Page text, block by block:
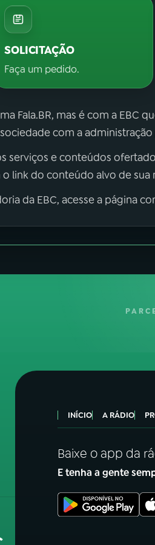
SOLICITAÇÃO
Faça um pedido.
Fala.BR, mas é com a EBC
com a
serviços e conteúdos
link do conteúdo alvo de sua
da EBC, acesse a página
INÍCIO A RÁDIO
Baixe o app da
E tenha a gente